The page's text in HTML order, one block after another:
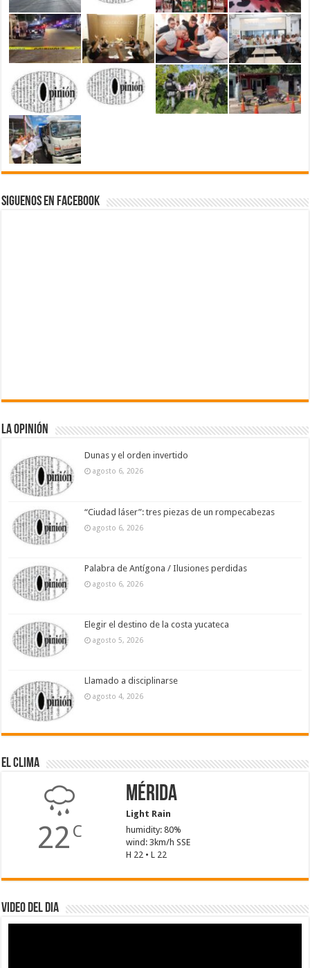
Siguenos en Facebook
La Opinión
Dunas y el orden invertido
agosto 6, 2026
“Ciudad láser”: tres piezas de un rompecabezas
agosto 6, 2026
Palabra de Antígona / Ilusiones perdidas
agosto 6, 2026
Elegir el destino de la costa yucateca
agosto 5, 2026
Llamado a disciplinarse
agosto 4, 2026
El Clima
22 C
Mérida
Light Rain
humidity: 80%
wind: 3km/h SSE
H 22 • L 22
Video del dia